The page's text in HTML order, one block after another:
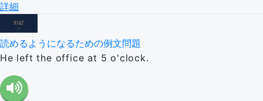
詳細
読めるようになるための例文問題
He left the office at 5 o'clock.